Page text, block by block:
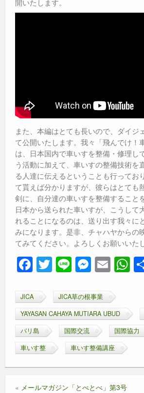
また、本編はとても長いので、ダイジ
て公開いたします。我々「飛んでけ！
は、日本国内で車いすを整備・修理し
う活動に加えて、車いすの整備技術を
る人達に伝えるということも行ってお
て貰えば分かりますが、彼らはとても
剣に、自分達の車いすを整備すること
日本から送られた車いすが、こうして
れることになるのは、送り出す我々に
みになります。是非、チャハヤからの
てみてください。よろしくお願いいた
F
a
c
e
b
o
o
k
T
wi
tt
er
Li
n
e
M
e
ss
e
n
g
er
E
m
ail
W
h
s
A
p
JICA
JICA草の根事業
YAYASAN CAHAYA MUTIARA UBUD
バリ島
国際交流 国際協力
車いす整
車いす整備講座
« メールマガジン「とべとべ」第3号